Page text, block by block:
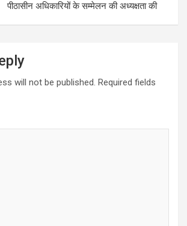
पीठासीन अधिकारियों के सम्मेलन की अध्यक्षता की
will not be published. Required fields